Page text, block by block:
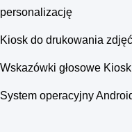
personalizację
Kiosk do drukowania
Wskazówki głosowe
System operacyjny